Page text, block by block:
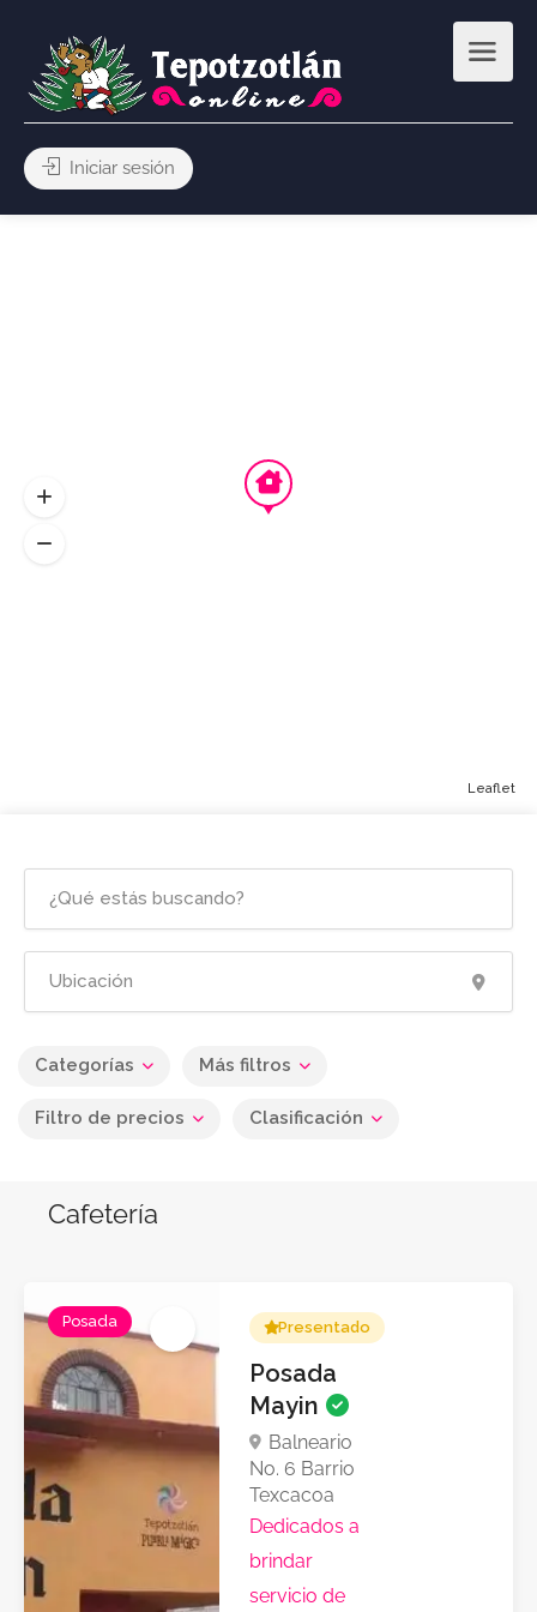
Iniciar sesión
Categorías Más filtros
Filtro de precios Clasificación
Cafetería
Posada Presentado
Posada
Mayin
Balneario
No. 6 Barrio
Texcacoa
Dedicados a
brindar
servicio de
Leaflet